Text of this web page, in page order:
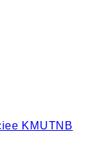
KMUTNB